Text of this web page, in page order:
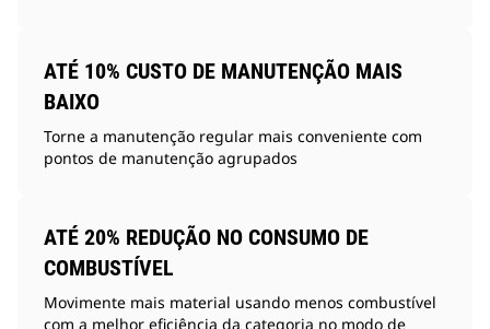
ATÉ 10% CUSTO DE MANUTENÇÃO MAIS
BAIXO
Torne a manutenção regular mais conveniente com
pontos de manutenção agrupados
ATÉ 20% REDUÇÃO NO CONSUMO DE
COMBUSTÍVEL
Movimente mais material usando menos combustível
com a melhor eficiência da categoria no modo de